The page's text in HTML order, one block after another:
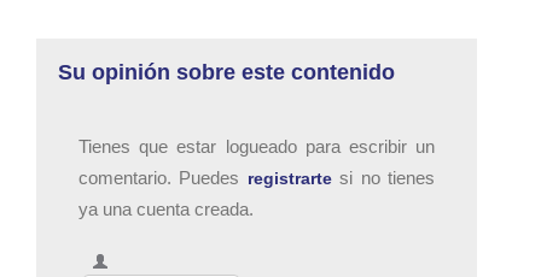
Su opinión sobre este contenido
Tienes que estar logueado para escribir un
comentario. Puedes registrartesi no tienes
ya una cuenta creada.